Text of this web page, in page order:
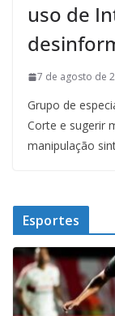
uso de
7 de agosto de
Grupo de
Corte e sugerir
manipulação
Esportes